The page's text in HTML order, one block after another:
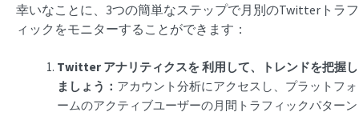
幸いなことに、3つの簡単なステップで月別のTwitterトラフ
ィックをモニターすることができます：
Twitter アナリティクスを 利用して、トレンドを把握し
ましょう： アカウント分析にアクセスし、プラットフォ
ームのアクティブユーザーの月間トラフィックパターン